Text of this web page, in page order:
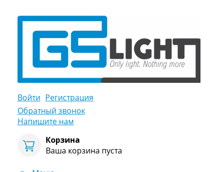
Войти Регистрация
Обратный звонок
Напишите нам
Корзина
Ваша корзина пуста